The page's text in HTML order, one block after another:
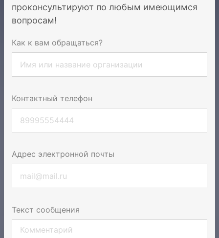
проконсультируют по любым имеющимся
вопросам!
Как к вам обращаться?
Контактный телефон
Адрес электронной почты
Текст сообщения